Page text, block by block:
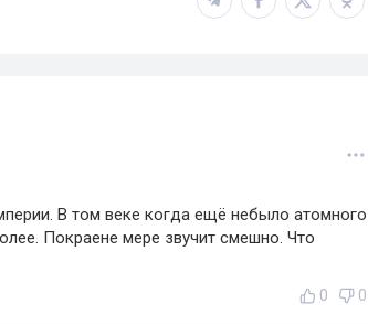
В том веке когда ещё небыло атомного
Покраене мере звучит смешно. Что
0 0